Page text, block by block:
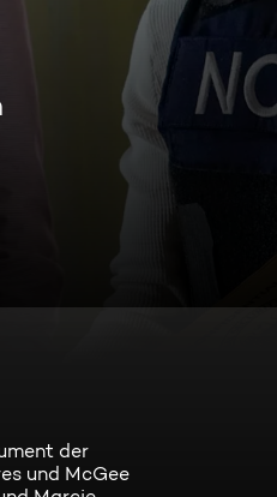
der
und McGee